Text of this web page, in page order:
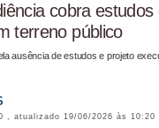
cobra estudos
terreno público
ausência de estudos e projeto
, atualizado 19/06/2026 às 10:20